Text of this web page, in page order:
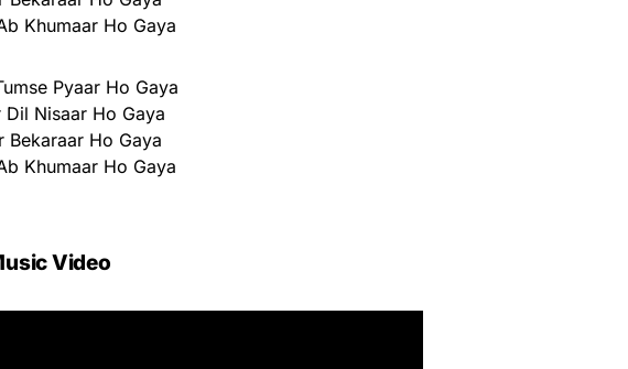
Khumaar Ho Gaya
Pyaar Ho Gaya
Dil Nisaar Ho Gaya
Bekaraar Ho Gaya
Khumaar Ho Gaya
Video